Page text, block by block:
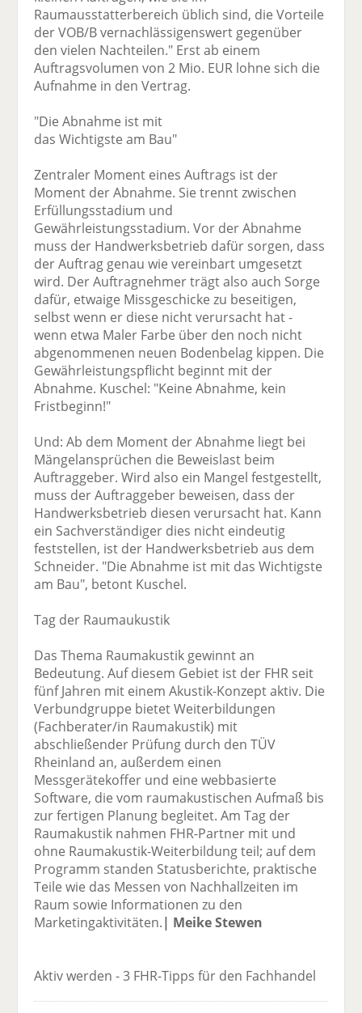
Raumausstatterbereich üblich sind, die Vorteile
der VOB/B vernachlässigenswert gegenüber
den vielen Nachteilen." Erst ab einem
Auftragsvolumen von 2 Mio. EUR lohne sich die
Aufnahme in den Vertrag.
"Die Abnahme ist mit
das Wichtigste am Bau"
Zentraler Moment eines Auftrags ist der
Moment der Abnahme. Sie trennt zwischen
Erfüllungsstadium und
Gewährleistungsstadium. Vor der Abnahme
muss der Handwerksbetrieb dafür sorgen, dass
der Auftrag genau wie vereinbart umgesetzt
wird. Der Auftragnehmer trägt also auch Sorge
dafür, etwaige Missgeschicke zu beseitigen,
selbst wenn er diese nicht verursacht hat -
wenn etwa Maler Farbe über den noch nicht
abgenommenen neuen Bodenbelag kippen. Die
Gewährleistungspflicht beginnt mit der
Abnahme. Kuschel: "Keine Abnahme, kein
Fristbeginn!"
Und: Ab dem Moment der Abnahme liegt bei
Mängelansprüchen die Beweislast beim
Auftraggeber. Wird also ein Mangel festgestellt,
muss der Auftraggeber beweisen, dass der
Handwerksbetrieb diesen verursacht hat. Kann
ein Sachverständiger dies nicht eindeutig
feststellen, ist der Handwerksbetrieb aus dem
Schneider. "Die Abnahme ist mit das Wichtigste
am Bau", betont Kuschel.
Tag der Raumaukustik
Das Thema Raumakustik gewinnt an
Bedeutung. Auf diesem Gebiet ist der FHR seit
fünf Jahren mit einem Akustik-Konzept aktiv. Die
Verbundgruppe bietet Weiterbildungen
(Fachberater/in Raumakustik) mit
abschließender Prüfung durch den TÜV
Rheinland an, außerdem einen
Messgerätekoffer und eine webbasierte
Software, die vom raumakustischen Aufmaß bis
zur fertigen Planung begleitet. Am Tag der
Raumakustik nahmen FHR-Partner mit und
ohne Raumakustik-Weiterbildung teil; auf dem
Programm standen Statusberichte, praktische
Teile wie das Messen von Nachhallzeiten im
Raum sowie Informationen zu den
Marketingaktivitäten.| Meike Stewen
Aktiv werden - 3 FHR-Tipps für den Fachhandel